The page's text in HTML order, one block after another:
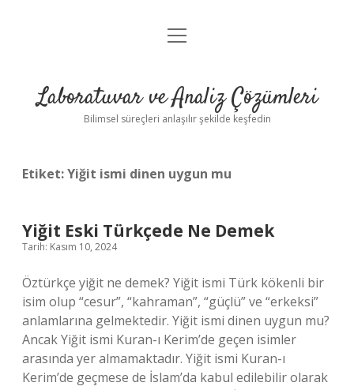
Anasayfa
Yasal Uyarı
menüyü
Laboratuvar ve Analiz Çözümleri
Bilimsel süreçleri anlaşılır şekilde keşfedin
Etiket:Yiğit ismi dinen uygun mu
Yiğit Eski Türkçede Ne Demek
Tarih: Kasım 10, 2024
Öztürkçe yiğit ne demek? Yiğit ismi Türk kökenli bir
isim olup “cesur”, “kahraman”, “güçlü” ve “erkeksi”
anlamlarına gelmektedir. Yiğit ismi dinen uygun mu?
Ancak Yiğit ismi Kuran-ı Kerim’de geçen isimler
arasında yer almamaktadır. Yiğit ismi Kuran-ı
Kerim’de geçmese de İslam’da kabul edilebilir olarak